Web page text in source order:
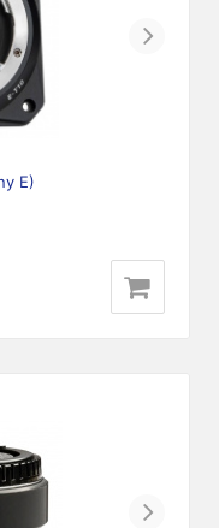
Next
E)
Next